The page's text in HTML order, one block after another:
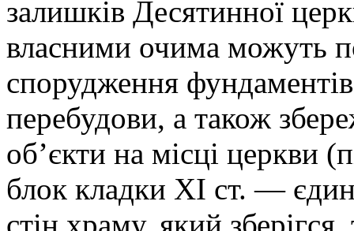
залишків Десятинної
власними очима можуть
спорудження
перебудови, а також
об’єкти на місці церкви
блок кладки ХІ ст. —